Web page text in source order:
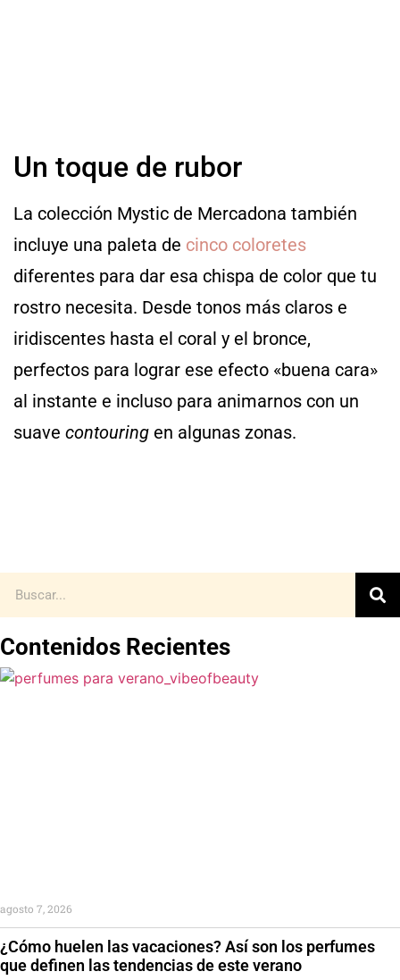
Un toque de rubor
La colección Mystic de Mercadona también
incluye una paleta de cinco coloretes
diferentes para dar esa chispa de color que tu
rostro necesita. Desde tonos más claros e
iridiscentes hasta el coral y el bronce,
perfectos para lograr ese efecto «buena cara»
al instante e incluso para animarnos con un
suave contouring en algunas zonas.
Contenidos Recientes
¿Cómo huelen las vacaciones? Así son los perfumes
que definen las tendencias de este verano
agosto 7, 2026